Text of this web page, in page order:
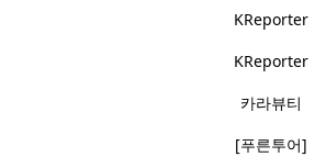
KReporter
KReporter
카라뷰티
[푸른투어]